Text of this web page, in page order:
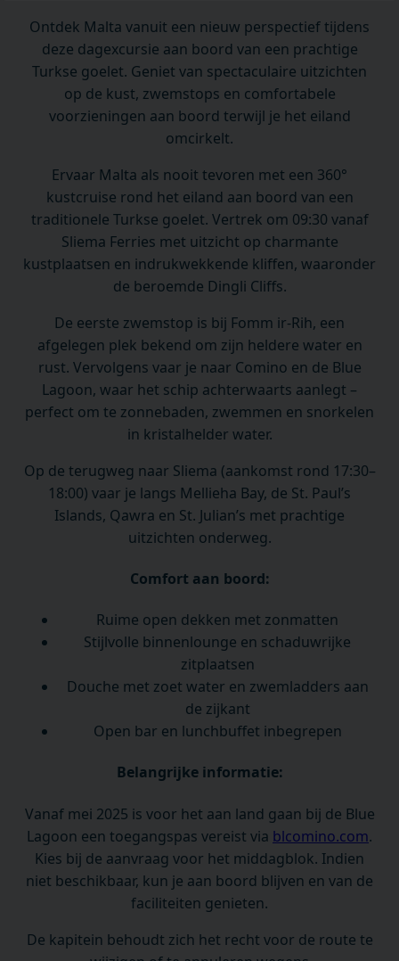
Ontdek Malta vanuit een nieuw perspectief tijdens
deze dagexcursie aan boord van een prachtige
Turkse goelet. Geniet van spectaculaire uitzichten
op de kust, zwemstops en comfortabele
voorzieningen aan boord terwijl je het eiland
omcirkelt.
Ervaar Malta als nooit tevoren met een 360°
kustcruise rond het eiland aan boord van een
traditionele Turkse goelet. Vertrek om 09:30 vanaf
Sliema Ferries met uitzicht op charmante
kustplaatsen en indrukwekkende kliffen, waaronder
de beroemde Dingli Cliffs.
De eerste zwemstop is bij Fomm ir-Rih, een
afgelegen plek bekend om zijn heldere water en
rust. Vervolgens vaar je naar Comino en de Blue
Lagoon, waar het schip achterwaarts aanlegt –
perfect om te zonnebaden, zwemmen en snorkelen
in kristalhelder water.
Op de terugweg naar Sliema (aankomst rond 17:30–
18:00) vaar je langs Mellieha Bay, de St. Paul’s
Islands, Qawra en St. Julian’s met prachtige
uitzichten onderweg.
Comfort aan boord:
Ruime open dekken met zonmatten
Stijlvolle binnenlounge en schaduwrijke
zitplaatsen
Douche met zoet water en zwemladders aan
de zijkant
Open bar en lunchbuffet inbegrepen
Belangrijke informatie:
Vanaf mei 2025 is voor het aan land gaan bij de Blue
Lagoon een toegangspas vereist via blcomino.com.
Kies bij de aanvraag voor het middagblok. Indien
niet beschikbaar, kun je aan boord blijven en van de
faciliteiten genieten.
De kapitein behoudt zich het recht voor de route te